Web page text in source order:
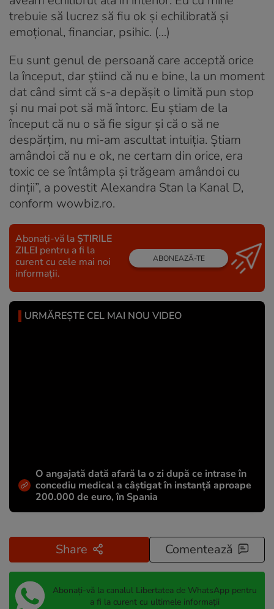
trebuie să lucrez să fiu ok și echilibrată și
emoțional, financiar, psihic. (…)
Eu sunt genul de persoană care acceptă orice
la început, dar știind că nu e bine, la un moment
dat când simt că s-a depășit o limită pun stop
și nu mai pot să mă întorc. Eu știam de la
început că nu o să fie sigur și că o să ne
despărțim, nu mi-am ascultat intuiția. Știam
amândoi că nu e ok, ne certam din orice, era
toxic ce se întâmpla și trăgeam amândoi cu
dinții”, a povestit Alexandra Stan la Kanal D,
conform wowbiz.ro.
Abonați-vă la ȘTIRILE
ZILEI pentru a fi la
curent cu cele mai noi
informații.
ABONEAZĂ-TE
URMĂREȘTE CEL MAI NOU VIDEO
O angajată dată afară la o zi după ce intrase în
concediu medical a câștigat în instanță aproape
200.000 de euro, în Spania
Share Comentează
Abonați-vă la canalul Libertatea de WhatsApp pentru
a fi la curent cu ultimele informații